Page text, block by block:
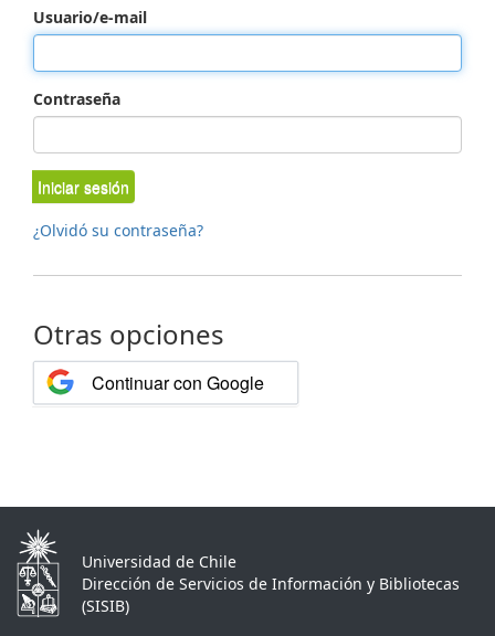
Usuario/e-mail
Contraseña
Iniciar sesión
¿Olvidó su contraseña?
Otras opciones
Continuar con Google
Universidad de Chile
Dirección de Servicios de Información y Bibliotecas
(SISIB)